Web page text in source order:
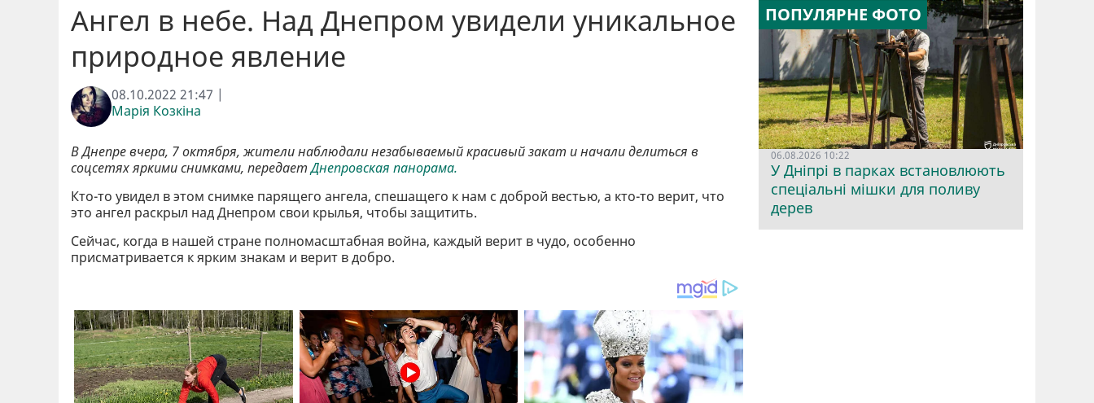
Ангел в небе. Над Днепром увидели уникальное
природное явление
08.10.2022 21:47 |
Марія Козкіна
В Днепре вчера, 7 октября, жители наблюдали незабываемый красивый закат и начали делиться в
соцсетях яркими снимками, передаетДнепровская панорама.
Кто-то увидел в этом снимке парящего ангела, спешащего к нам с доброй вестью, а кто-то верит, что
это ангел раскрыл над Днепром свои крылья, чтобы защитить.
Сейчас, когда в нашей стране полномасштабная война, каждый верит в чудо, особенно
присматривается к ярким знакам и верит в добро.
ПОПУЛЯРНЕ ФОТО
06.08.2026 10:22
У Дніпрі в парках встановлюють
спеціальні мішки для поливу
дерев